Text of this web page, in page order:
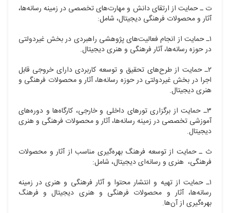
ت ـ حمایت از ارتقای دانش و مهارت‌های تخصصی در زمینه رسانه‌ها،
آثار و محصولات فرهنگی دیجیتال، شامل:
۱ـ حمایت از انجام فعالیت‌های پژوهشی راهبردی در بخش غیردولتی
در حوزه رسانه‌ها، آثار فرهنگی و هنری دیجیتال.
۲ـ حمایت از طرح‌های تحقیق و توسعه کاربردی دارای خروجی قابل
اجرا در بخش غیردولتی در حوزه رسانه‌ها، آثار و محصولات فرهنگی و
هنری دیجیتال.
۳ـ حمایت از برگزاری تورهای داخلی و خارجی، کارگاه‌ها و دوره‌های
آموزشی تخصصی در زمینه رسانه‌ها، آثار و محصولات فرهنگی و هنری
دیجیتال.
ث ـ حمایت از توسعه فرهنگ بهره‌گیری مناسب از آثار و محصولات
فرهنگی، هنری و رسانه‌ای دیجیتال، شامل:
۱ـ حمایت از تهیه و انتشار محتوا و آثار فرهنگی و هنری در زمینه
رسانه‌ها، آثار و محصولات فرهنگی و هنری دیجیتال و فرهنگ
بهره‌گیری از آن‌ها.